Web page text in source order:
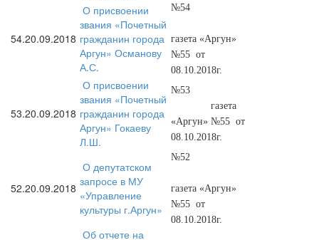
54.20.09.2018
О присвоении
звания «Почетный
гражданин города
Аргун» Османову
А.С.
№54
газета «Аргун»
№55 от
08.10.2018г.
53.20.09.2018
О присвоении
звания «Почетный
гражданин города
Аргун» Гокаеву
Л.Ш.
№53
газета
«Аргун» №55 от
08.10.2018г.
52.20.09.2018
О депутатском
запросе в МУ
«Управление
культуры г.Аргун»
№52
газета «Аргун»
№55 от
08.10.2018г.
Об отчете на